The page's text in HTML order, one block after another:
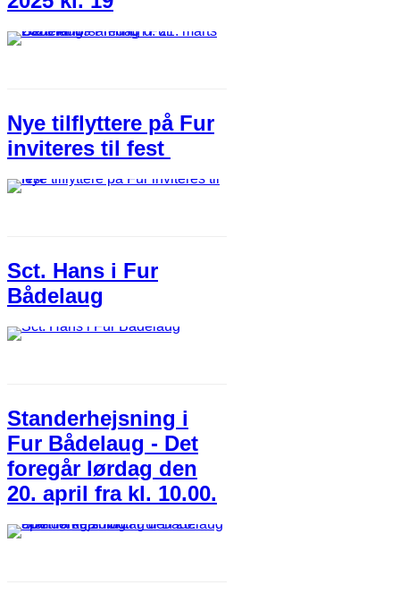
Nye tilflyttere på Fur
inviteres til fest
Sct. Hans i Fur
Bådelaug
Standerhejsning i
Fur Bådelaug - Det
foregår lørdag den
20. april fra kl. 10.00.